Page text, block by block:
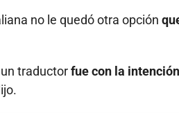
no le quedó otra opción
traductorfue con la